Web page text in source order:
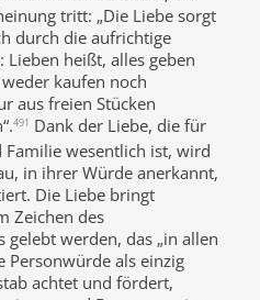
tritt: „Die Liebe sorgt
durch die aufrichtige
heißt, alles geben
kaufen noch
aus freien Stücken
491 Dank der Liebe, die für
wesentlich ist, wird
in ihrer Würde anerkannt,
Die Liebe bringt
Zeichen des
gelebt werden, das „in allen
Personwürde als einzig
achtet und fördert,